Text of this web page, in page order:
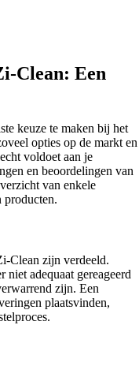
Clean: Een
keuze te maken bij het
opties op de markt en
voldoet aan je
en beoordelingen van
van enkele
producten.
Clean zijn verdeeld.
niet adequaat gereageerd
zijn. Een
plaatsvinden,